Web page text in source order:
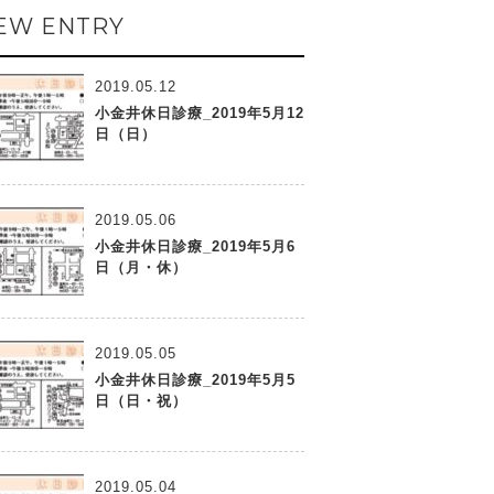
ENTRY
2019.05.12
小金井休日診療_2019年5月12
日（日）
2019.05.06
小金井休日診療_2019年5月6
日（月・休）
2019.05.05
小金井休日診療_2019年5月5
日（日・祝）
2019.05.04